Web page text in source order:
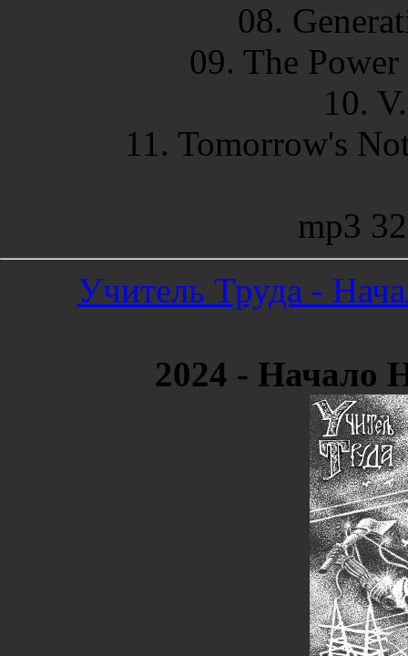
08.
09. The
10.
11. Tomorrow's
mp3
Учитель Труда -
2024 - Начало